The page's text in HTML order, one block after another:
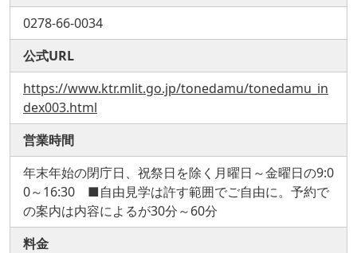
0278-66-0034
公式URL
https://www.ktr.mlit.go.jp/tonedamu/tonedamu_in
dex003.html
営業時間
年末年始の閉庁日、祝祭日を除く月曜日～金曜日の9:0
0～16:30 ■自由見学は許す範囲でご自由に。予約で
の案内は内容によるが30分～60分
料金